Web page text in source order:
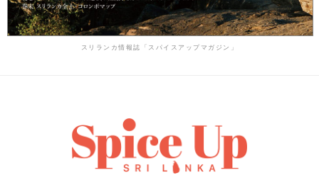
スリランカ情報誌「スパイスアップマガジン」